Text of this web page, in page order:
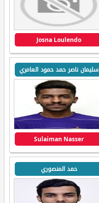
Josna Loulendo
سليمان ناصر حمد حمود العامري
Sulaiman Nasser
حمد المنصوري